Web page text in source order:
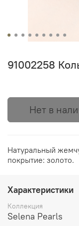
91002258
Нет в
Натуральный
покрытие: золото.
Характеристики
Коллекция
Selena Pearls